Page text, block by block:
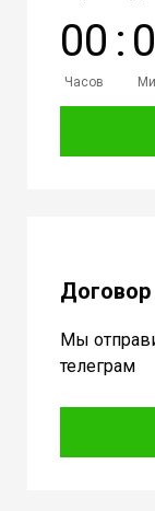
00
Часов
: 0
Договор
Мы
телеграм